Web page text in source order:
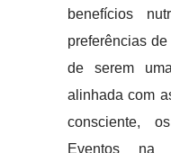
benefícios
preferências
de serem
alinhada com
consciente,
Eventos